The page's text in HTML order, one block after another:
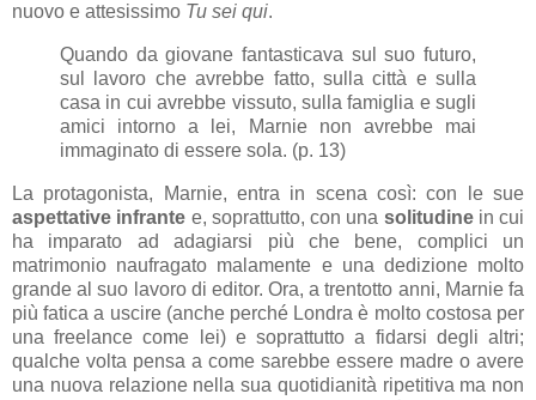
nuovo e attesissimo Tu sei qui.
Quando da giovane fantasticava sul suo futuro,
sul lavoro che avrebbe fatto, sulla città e sulla
casa in cui avrebbe vissuto, sulla famiglia e sugli
amici intorno a lei, Marnie non avrebbe mai
immaginato di essere sola. (p. 13)
La protagonista, Marnie, entra in scena così: con le sue
aspettative infrante e, soprattutto, con una solitudinein cui
ha imparato ad adagiarsi più che bene, complici un
matrimonio naufragato malamente e una dedizione molto
grande al suo lavoro di editor. Ora, a trentotto anni, Marnie fa
più fatica a uscire (anche perché Londra è molto costosa per
una freelance come lei) e soprattutto a fidarsi degli altri;
qualche volta pensa a come sarebbe essere madre o avere
una nuova relazione nella sua quotidianità ripetitiva ma non